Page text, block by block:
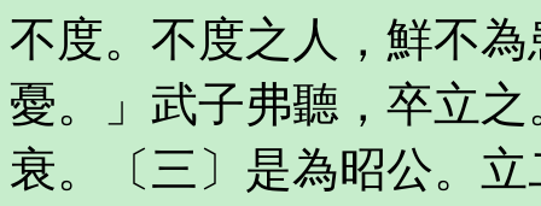
不度。不度之人，鮮不
憂。」武子弗聽，卒立
衰。〔三〕是為昭公。